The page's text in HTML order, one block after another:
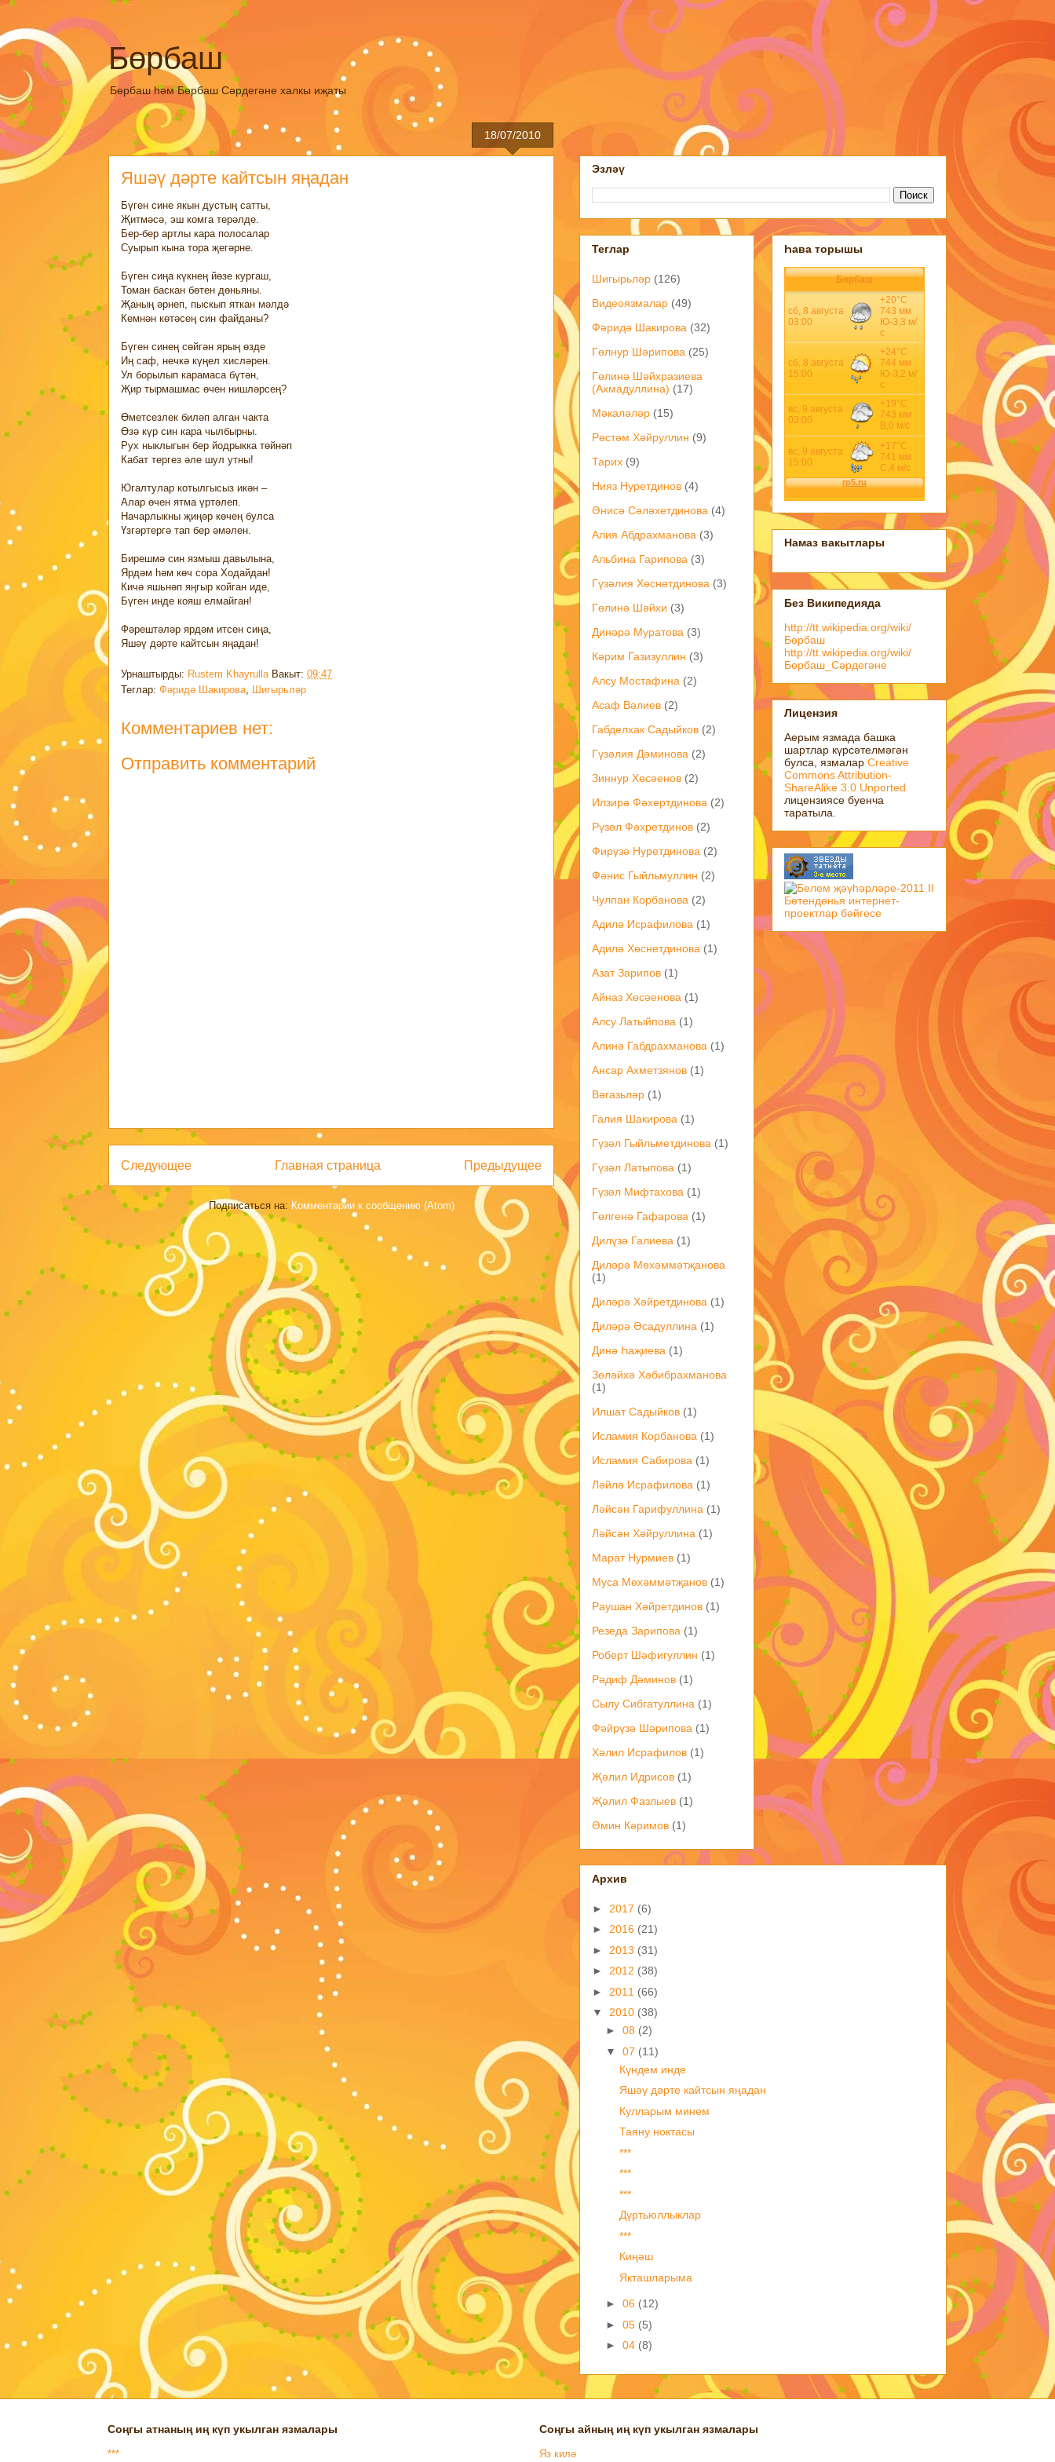
Бөрбаш
Бөрбаш һәм Бөрбаш Сәрдегәне халкы иҗаты
18/07/2010
Яшәү дәрте кайтсын яңадан
Бүген сине якын дустың сатты,
Җитмәсә, эш комга терәлде.
Бер-бер артлы кара полосалар
Суырып кына тора җегәрне.
Бүген сиңа күкнең йөзе кургаш,
Томан баскан бөтен дөньяны.
Җаның әрнеп, пыскып яткан мәлдә
Кемнән көтәсең син файданы?
Бүген синең сөйгән ярың өзде
Иң саф, нечкә күңел хисләрен.
Ул борылып карамаса бүтән,
Җир тырмашмас өчен нишләрсең?
Өметсезлек биләп алган чакта
Өзә күр син кара чылбырны.
Рух ныклыгын бер йодрыкка төйнәп
Кабат тергез әле шул утны!
Югалтулар котылгысыз икән –
Алар өчен ятма үртәлеп.
Начарлыкны җиңәр көчең булса
Үзгәртергә тап бер әмәлен.
Бирешмә син язмыш давылына,
Ярдәм һәм көч сора Ходайдан!
Кичә яшьнәп яңгыр койган иде,
Бүген инде кояш елмайган!
Фәрештәләр ярдәм итсен сиңа,
Яшәү дәрте кайтсын яңадан!
Урнаштырды: Rustem Khayrulla Вакыт: 09:47
Теглар: Фәридә Шакирова Шигырьләр
Комментариев нет:
Отправить комментарий
Следующее Предыдущее
Главная страница
Подписаться на: Комментарии к сообщению (Atom)
Эзләү
Теглар
Шигырьләр (126)
Видеоязмалар (49)
Фәридә Шакирова (32)
Гөлнур Шәрипова (25)
Гөлинә Шәйхразиева
(Ахмадуллина) (17)
Мәкаләләр (15)
Рөстәм Хәйруллин (9)
Тарих (9)
Нияз Нуретдинов (4)
Әнисә Сәләхетдинова (4)
Алия Абдрахманова (3)
Альбина Гарипова (3)
Гүзәлия Хөснетдинова (3)
Гөлинә Шәйхи (3)
Динәрә Муратова (3)
Кәрим Газизуллин (3)
Алсу Мостафина (2)
Асаф Вәлиев (2)
Габделхак Садыйков (2)
Гүзәлия Дәминова (2)
Зиннур Хөсәенов (2)
Илзирә Фәхертдинова (2)
Рүзәл Фәхретдинов (2)
Фирүзә Нуретдинова (2)
Фәнис Гыйльмуллин (2)
Чулпан Корбанова (2)
Адилә Исрафилова (1)
Адилә Хөснетдинова (1)
Азат Зарипов (1)
Айназ Хөсәенова (1)
Ал­су Ла­тый­по­ва (1)
Алинә Габдрахманова (1)
Ансар Ахметзянов (1)
Вәгазьләр (1)
Галия Шакирова (1)
Гүзәл Гыйльметдинова (1)
Гүзәл Латыпова (1)
Гүзәл Мифтахова (1)
Гөлгенә Гафарова (1)
Дилүзә Галиева (1)
Диләрә Мөхәммәтҗанова
(1)
Диләрә Хәйретдинова (1)
Диләрә Әсадуллина (1)
Динә Һаҗиева (1)
Зөләйхә Хәбибрахманова
(1)
Илшат Садыйков (1)
Исламия Корбанова (1)
Исламия Сабирова (1)
Ләйлә Исрафилова (1)
Ләйсән Гарифуллина (1)
Ләйсән Хәйруллина (1)
Марат Нурмиев (1)
Муса Мөхәммәтҗанов (1)
Раушан Хәйретдинов (1)
Резеда Зарипова (1)
Роберт Шәфигуллин (1)
Рәдиф Дәминов (1)
Сылу Сибгатуллина (1)
Фәйрүзә Шәрипова (1)
Хәлил Исрафилов (1)
Җәлил Идрисов (1)
Җәлил Фазлыев (1)
Әмин Кәримов (1)
Һава торышы
Бөрбаш
Намаз вакытлары
Без Википедияда
http://tt.wikipedia.org/wiki/
Бөрбаш
http://tt.wikipedia.org/wiki/
Бөрбаш_Сәрдегәне
Лицензия
Аерым язмада башка
шартлар күрсәтелмәгән
булса, язмалар Creative
Commons Attribution-
ShareAlike 3.0 Unported
лицензиясе буенча
таратыла.
Архив
► 2017 (6)
► 2016 (21)
► 2013 (31)
► 2012 (38)
► 2011 (66)
▼ 2010 (38)
► 08 (2)
▼ 07 (11)
Күндем инде
Яшәү дәрте кайтсын яңадан
Кулларым минем
Таяну ноктасы
***
***
***
Дүртьюллыклар
***
Киңәш
Якташларыма
► 06 (12)
► 05 (5)
► 04 (8)
Соңгы атнаның иң күп укылган язмалары
***
Соңгы айның иң күп укылган язмалары
Яз килә